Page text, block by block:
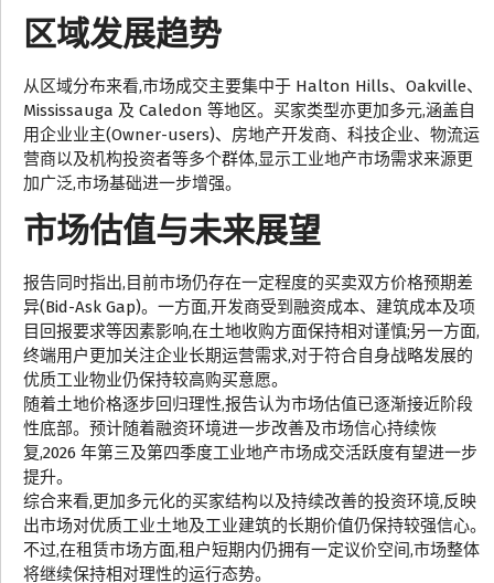
区域发展趋势
从区域分布来看,市场成交主要集中于 Halton Hills、Oakville、
Mississauga 及 Caledon 等地区。买家类型亦更加多元,涵盖自
用企业业主(Owner-users)、房地产开发商、科技企业、物流运
营商以及机构投资者等多个群体,显示工业地产市场需求来源更
加广泛,市场基础进一步增强。
市场估值与未来展望
报告同时指出,目前市场仍存在一定程度的买卖双方价格预期差
异(Bid-Ask Gap)。一方面,开发商受到融资成本、建筑成本及项
目回报要求等因素影响,在土地收购方面保持相对谨慎;另一方面,
终端用户更加关注企业长期运营需求,对于符合自身战略发展的
优质工业物业仍保持较高购买意愿。
随着土地价格逐步回归理性,报告认为市场估值已逐渐接近阶段
性底部。预计随着融资环境进一步改善及市场信心持续恢
复,2026 年第三及第四季度工业地产市场成交活跃度有望进一步
提升。
综合来看,更加多元化的买家结构以及持续改善的投资环境,反映
出市场对优质工业土地及工业建筑的长期价值仍保持较强信心。
不过,在租赁市场方面,租户短期内仍拥有一定议价空间,市场整体
将继续保持相对理性的运行态势。